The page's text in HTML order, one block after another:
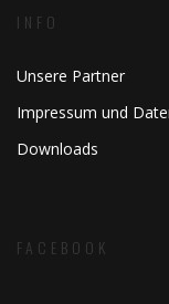
INFO
Unsere Partner
Impressum und
Downloads
FACEBOOK